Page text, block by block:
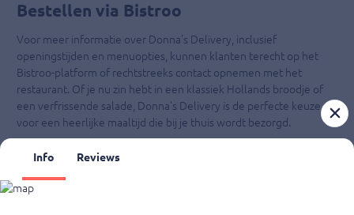
Bestellen via Bistroo
Voor meer informatie over Donna's Delivery, inclusief
openingstijden en menuopties, kunnen klanten terecht op het
Bistroo-platform of rechtstreeks contact opnemen met het
restaurant. Of je nu zin ​​hebt in een klassiek Hollands broodje of
een verfrissende salade, Donna's Delivery is de perfecte keuze
voor een heerlijke maaltijd die bij je thuis wordt bezorgd.
Info Reviews